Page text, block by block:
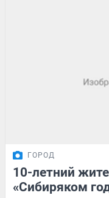
ГОРОД
10-летний
«Сибиряком